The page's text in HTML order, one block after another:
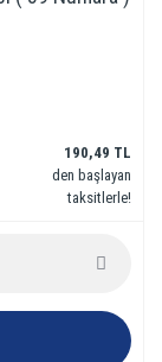
190,49 TL
den başlayan
taksitlerle!